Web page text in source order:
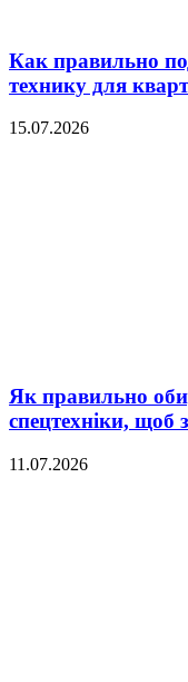
Как правильно
технику для
15.07.2026
Як правильно
спецтехніки, щоб
11.07.2026